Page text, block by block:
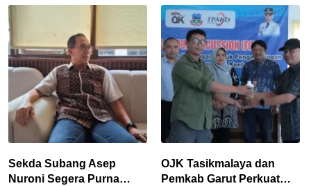
Lampaui Rp15 Miliar
Sekda Subang Asep
Nuroni Segera Purna
OJK Tasikmalaya dan
Pemkab Garut Perkuat